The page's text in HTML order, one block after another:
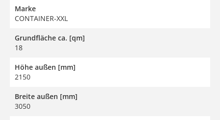
Marke
CONTAINER-XXL
Grundfläche ca. [qm]
18
Höhe außen [mm]
2150
Breite außen [mm]
3050